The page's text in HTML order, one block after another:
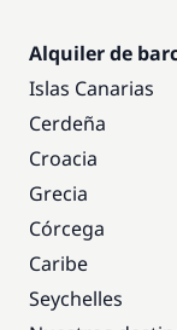
Alquiler de
Islas Canarias
Cerdeña
Croacia
Grecia
Córcega
Caribe
Seychelles